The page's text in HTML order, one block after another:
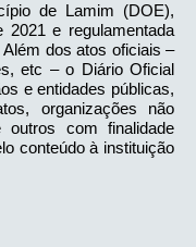
de Lamim (DOE),
2021 e regulamentada
Além dos atos oficiais –
etc – o Diário Oficial
e entidades públicas,
organizações não
outros com finalidade
conteúdo à instituição